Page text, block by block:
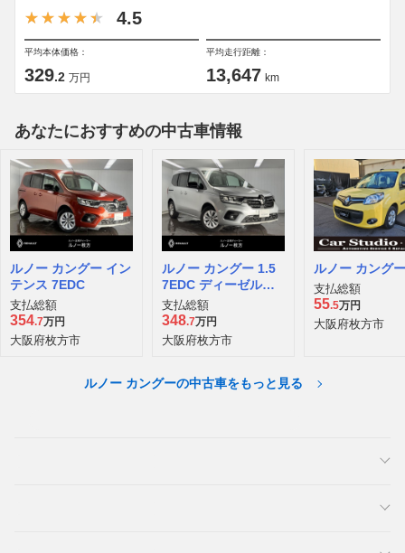
4.5
平均本体価格：
329.2 万円
平均走行距離：
13,647 km
あなたにおすすめの中古車情報
ルノー カングー イン
テンス 7EDC
支払総額
354.7万円
大阪府枚方市
ルノー カングー 1.5
7EDC ディーゼルタ
ーボ
支払総額
348.7万円
大阪府枚方市
ルノー カング
支払総額
55.5万円
大阪府枚方市
ルノー カングーの中古車をもっと見る